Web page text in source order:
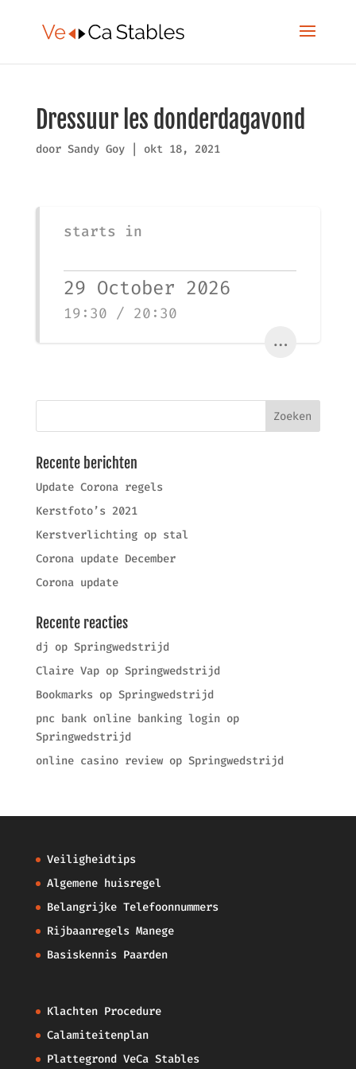
Dressuur les donderdagavond
door Sandy Goy| okt 18, 2021
starts in
29 October 2026
19:30 / 20:30
...
Recente berichten
Update Corona regels
Kerstfoto’s 2021
Kerstverlichting op stal
Corona update December
Corona update
Recente reacties
dj op Springwedstrijd
Claire Vapop Springwedstrijd
Bookmarks op Springwedstrijd
pnc bank online banking loginop
Springwedstrijd
online casino reviewop Springwedstrijd
Veiligheidtips
Algemene huisregel
Belangrijke Telefoonnummers
Rijbaanregels Manege
Basiskennis Paarden
Klachten Procedure
Calamiteitenplan
Plattegrond VeCa Stables